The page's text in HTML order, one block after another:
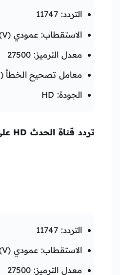
التردد: 11747
الاستقطاب: عمودي (V)
معدل الترميز: 27500
معامل تصحيح الخطأ (FEC): 5/6
الجودة: HD
تردد قناة الحدث HD على عرب سات
التردد: 11747
الاستقطاب: عمودي (V)
معدل الترميز: 27500